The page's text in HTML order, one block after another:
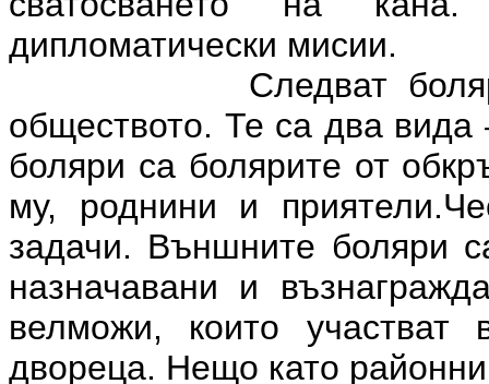
дипломатически мисии.
Следват болярите,
обществото. Те са два
боляри са болярите от
му, роднини и
задачи. Външните боляри
назначавани и
велможи, които
двореца. Нещо като